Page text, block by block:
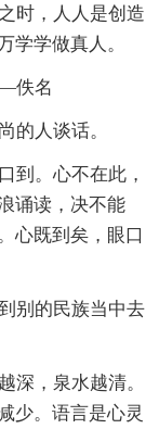
时，人人是创造
学做真人。
佚名
的人谈话。
到。心不在此，
诵读，决不能
心既到矣，眼口
别的民族当中去
深，泉水越清。
少。语言是心灵